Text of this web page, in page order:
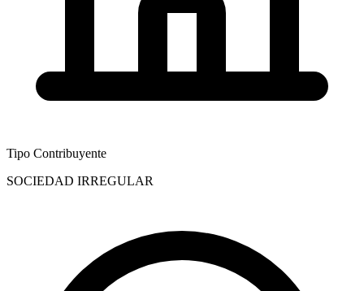
Tipo Contribuyente
SOCIEDAD IRREGULAR